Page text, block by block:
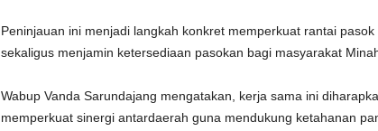
Peninjauan ini menjadi langkah konkret memperkuat rantai
sekaligus menjamin ketersediaan pasokan bagi masyarakat
Wabup Vanda Sarundajang mengatakan, kerja sama ini
memperkuat sinergi antardaerah guna mendukung ketahanan